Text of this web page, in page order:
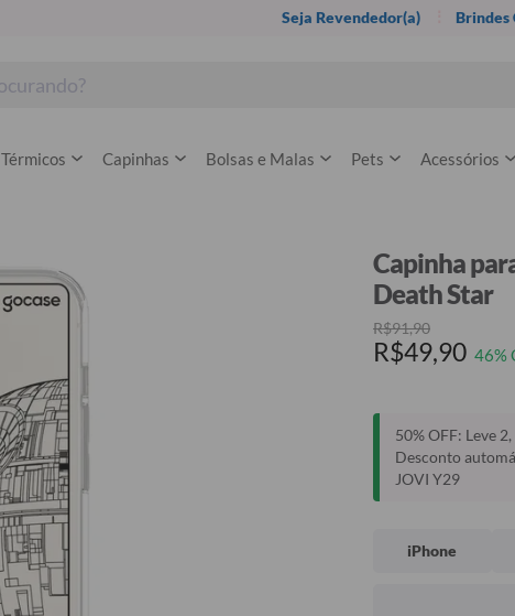
Seja Revendedor(a)
Térmicos Capinhas Bolsas e Malas Pets Acessórios
Capinha
Death Star
R$91,90
R$49,90 46%
50% OFF: Leve
Desconto
JOVI Y29
iPhone